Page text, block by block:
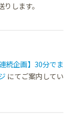
します。
連続企画】30分でま
にてご案内してい